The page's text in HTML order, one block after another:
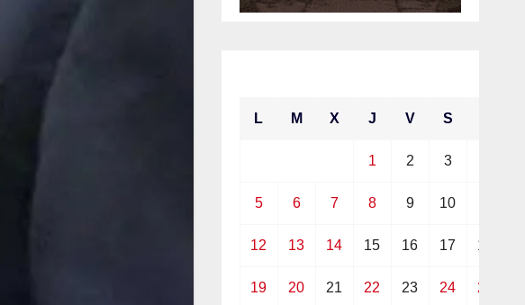
L M X J V S
1 2 3
5 6 7 8 9 10
12 13 14 15 16 17 18
19 20 21 22 23 24 25